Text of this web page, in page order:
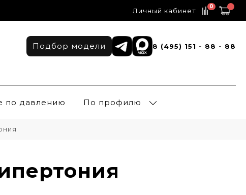
Личный кабинет 0
Подбор модели 8 (495) 151 - 88 - 88
по давлению По профилю